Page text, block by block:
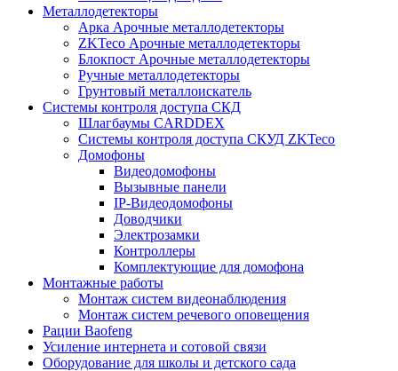
Металлодетекторы
Арка Арочные металлодетекторы
ZKTeco Арочные металлодетекторы
Блокпост Арочные металлодетекторы
Ручные металлодетекторы
Грунтовый металлоискатель
Системы контроля доступа СКД
Шлагбаумы CARDDEX
Системы контроля доступа СКУД ZKTeco
Домофоны
Видеодомофоны
Вызывные панели
IP-Видеодомофоны
Доводчики
Электрозамки
Контроллеры
Комплектующие для домофона
Монтажные работы
Монтаж систем видеонаблюдения
Монтаж систем речевого оповещения
Рации Baofeng
Усиление интернета и сотовой связи
Оборудование для школы и детского сада